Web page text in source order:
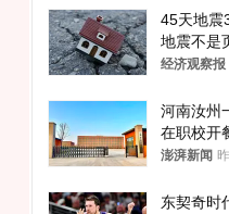
45天地震
地震不是
经济观察报
河南汝州
在职校开
应称“是
澎湃新闻
东契奇时